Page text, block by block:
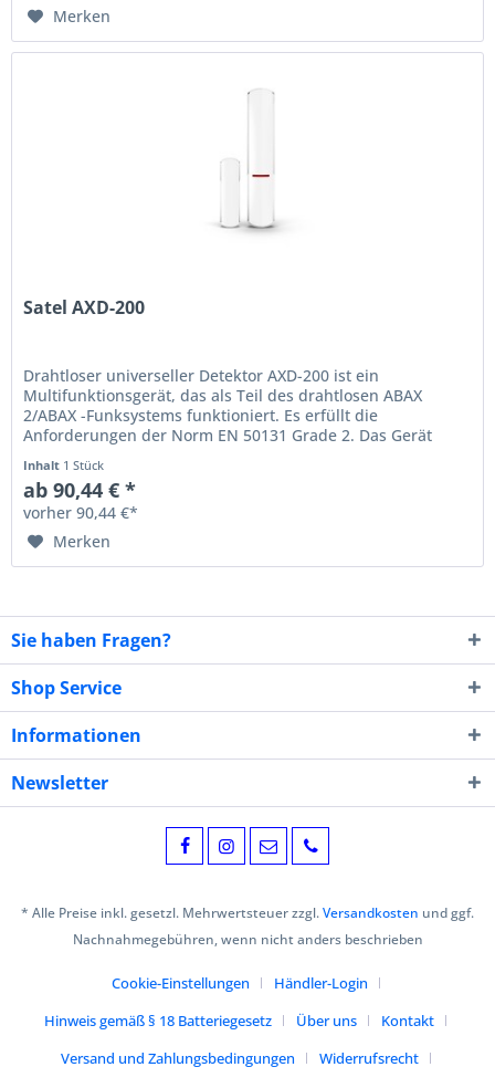
Merken
Satel AXD-200
Drahtloser universeller Detektor AXD-200 ist ein
Multifunktionsgerät, das als Teil des drahtlosen ABAX
2/ABAX -Funksystems funktioniert. Es erfüllt die
Anforderungen der Norm EN 50131 Grade 2. Das Gerät
Inhalt 1 Stück
ab 90,44 € *
vorher 90,44 €*
Merken
Sie haben Fragen?
Shop Service
Informationen
Newsletter
* Alle Preise inkl. gesetzl. Mehrwertsteuer zzgl.Versandkosten und ggf.
Nachnahmegebühren, wenn nicht anders beschrieben
Cookie-Einstellungen
Händler-Login
Hinweis gemäß § 18 Batteriegesetz
Über uns
Kontakt
Versand und Zahlungsbedingungen
Widerrufsrecht